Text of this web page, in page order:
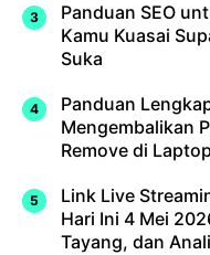
Panduan SEO
Kamu Kuasai
Suka
Panduan
Mengembalikan
Remove di
Link Live
Hari Ini 4 Mei
Tayang, dan